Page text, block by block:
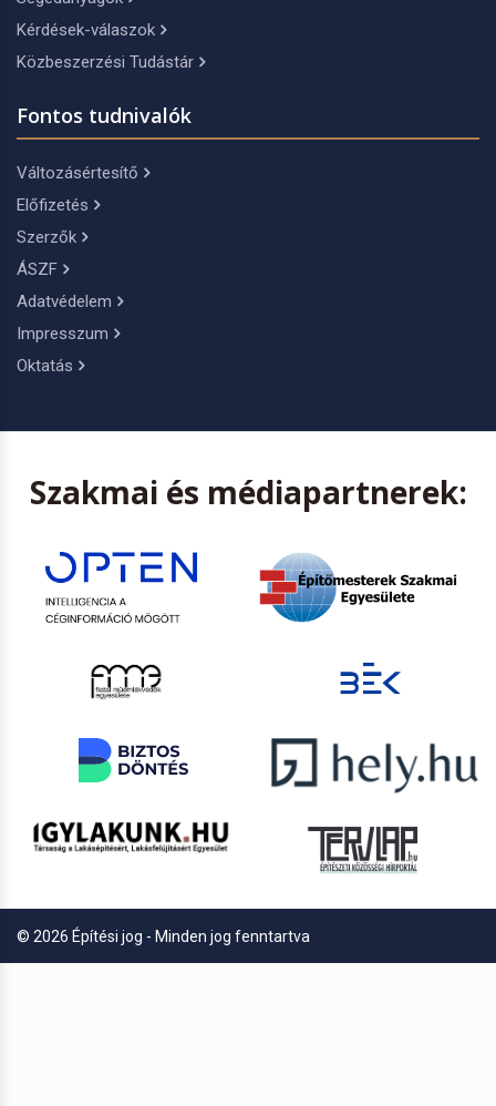
Kérdések-válaszok
Közbeszerzési Tudástár
Fontos tudnivalók
Változásértesítő
Előfizetés
Szerzők
ÁSZF
Adatvédelem
Impresszum
Oktatás
Szakmai és médiapartnerek:
© 2026 Építési jog - Minden jog fenntartva